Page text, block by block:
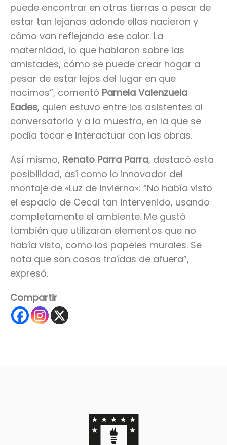
puede encontrar en otras tierras a pesar de
estar tan lejanas adonde ellas nacieron y
cómo van reflejando ese calor. La
maternidad, lo que hablaron sobre las
amistades, cómo se puede crear hogar a
pesar de estar lejos del lugar en que
nacimos”, comentó Pamela Valenzuela
Eades, quien estuvo entre los asistentes al
conversatorio y a la muestra, en la que se
podía tocar e interactuar con las obras.
Así mismo, Renato Parra Parra, destacó esta
posibilidad, así como lo innovador del
montaje de «Luz de invierno»: “No había visto
el espacio de Cecal tan intervenido, usando
completamente el ambiente. Me gustó
también que utilizaran elementos que no
había visto, como los papeles murales. Se
nota que son cosas traídas de afuera”,
expresó.
Compartir